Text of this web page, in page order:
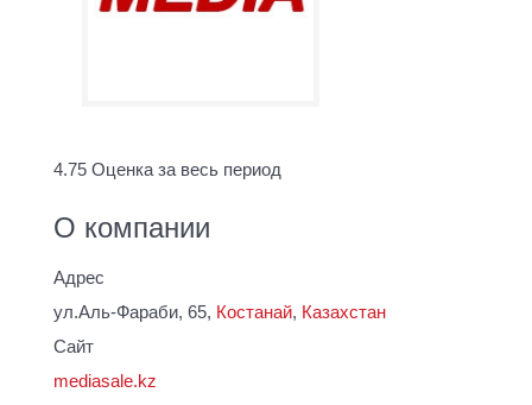
4.75 Оценка за весь период
О компании
Адрес
ул.Аль-Фараби, 65, Костанай, Казахстан
Сайт
mediasale.kz